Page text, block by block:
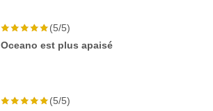
(5/5)
Oceano est plus apaisé
(5/5)